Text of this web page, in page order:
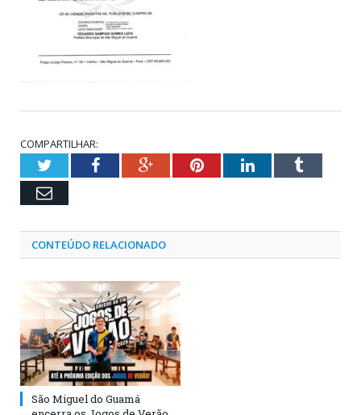
COMPARTILHAR:
TwitterFacebookGoogle+PinterestLinkedInTumblr
Email
CONTEÚDO RELACIONADO
São Miguel do Guamá